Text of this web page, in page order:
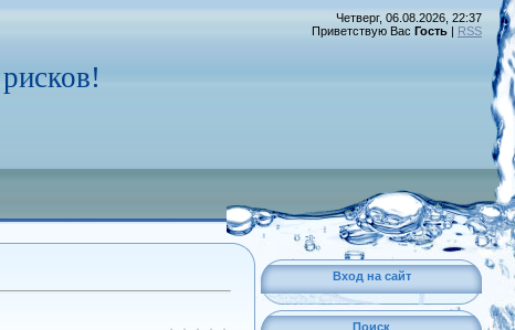
Четверг, 06.08.2026, 22:37
Приветствую Вас Гость | RSS
Вход на сайт
Поиск